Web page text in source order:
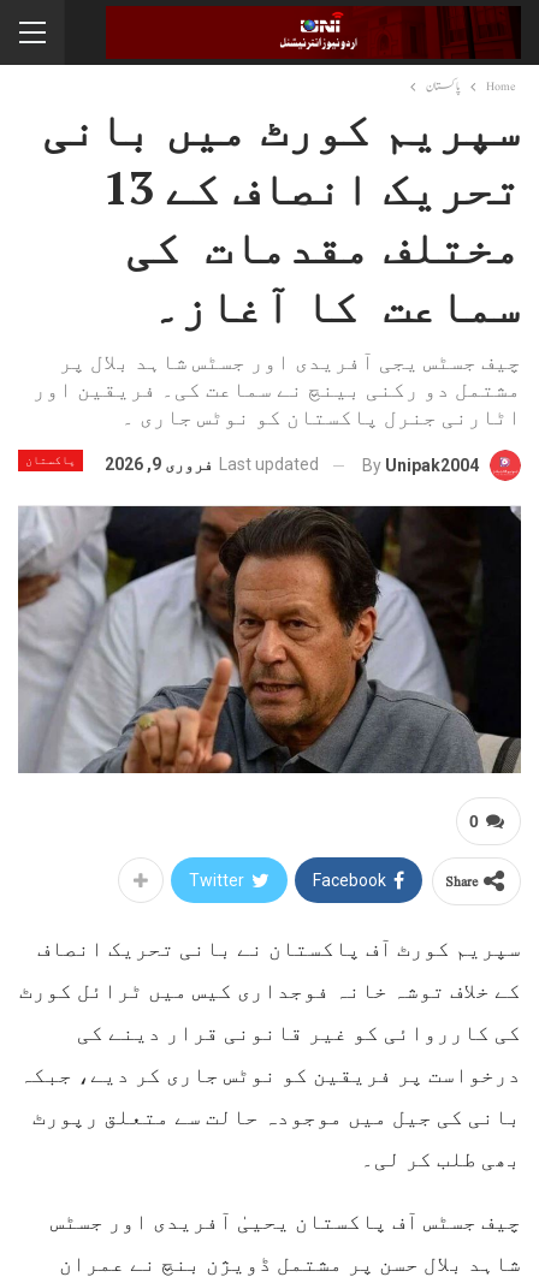
Home پاکستان
سپریم کورٹ میں بانی
تحریک انصاف کے 13
مختلف مقدمات کی
سماعت کا آغاز۔
چیف جسٹس یجی آفریدی اور جسٹس شاہد بلال پر
مشتمل دو رکنی بینچ نے سماعت کی۔ فریقین اور
اٹارنی جنرل پاکستان کو نوٹس جاری ۔
پاکستان By Unipak2004
Last updated فروری 9, 2026
0
Share
Facebook
Twitter
سپریم کورٹ آف پاکستان نے بانی تحریک انصاف
کے خلاف توشہ خانہ فوجداری کیس میں ٹرائل کورٹ
کی کارروائی کو غیر قانونی قرار دینے کی
درخواست پر فریقین کو نوٹس جاری کر دیے، جبکہ
بانی کی جیل میں موجودہ حالت سے متعلق رپورٹ
بھی طلب کر لی۔
چیف جسٹس آف پاکستان یحییٰ آفریدی اور جسٹس
شاہد بلال حسن پر مشتمل ڈویژن بنچ نے عمران